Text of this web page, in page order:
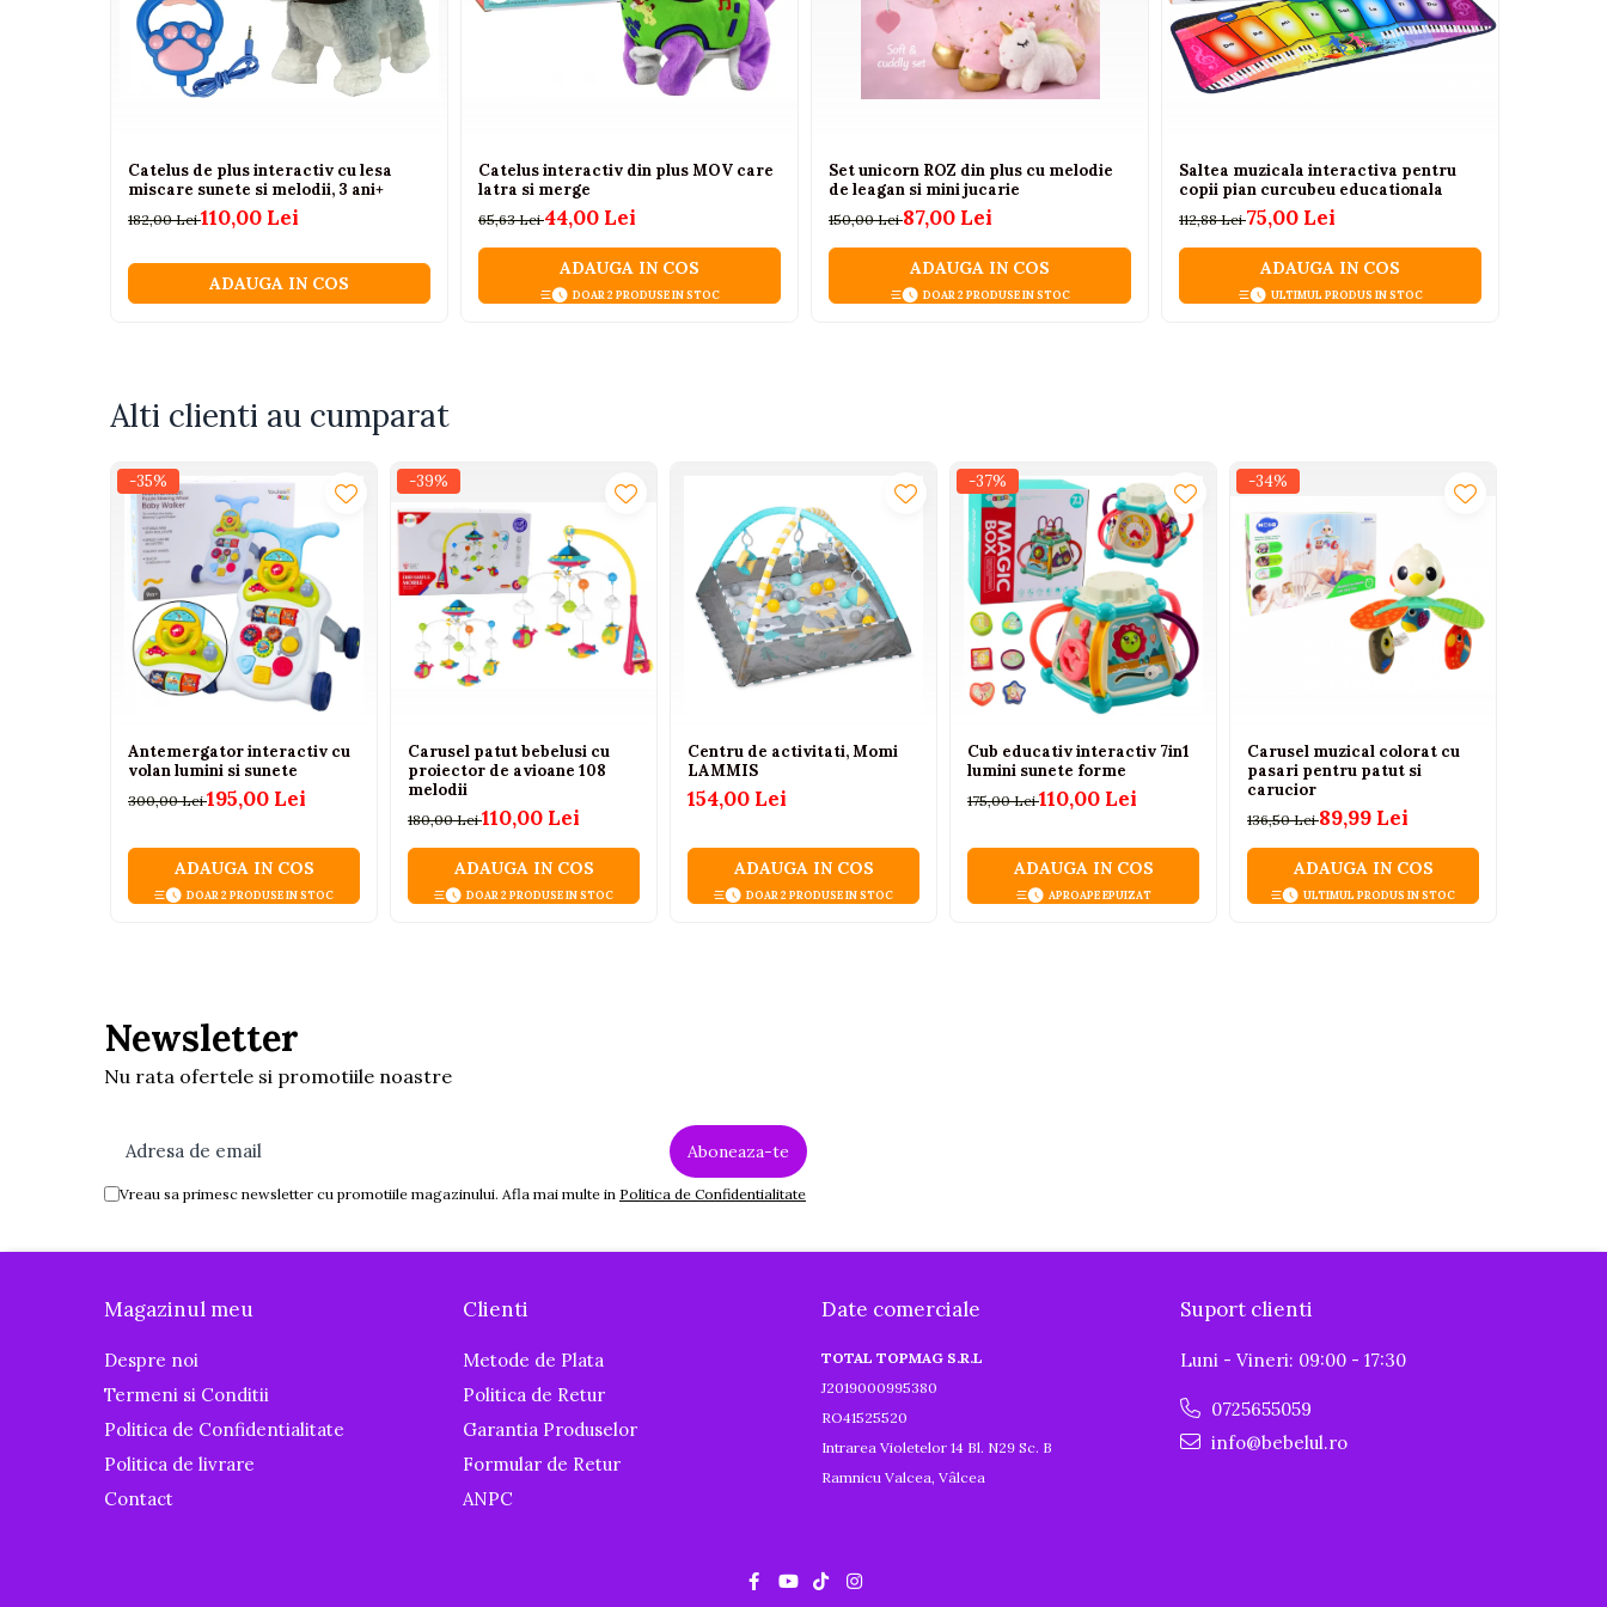
Camioane electrice
Accesorii copii
Body-uri bebe
Scaune de masa
Accesorii pentru hranire
Cani, pahare si accesorii
Igiena si ingrijire
Termometre pentru baie
Halate de baie
Aspiratoare nazale si filtre
Perii pentru biberoane si tetine
Periute de dinti
Olite si reductoare WC
Scutece si accesorii
Pentru Mamici
Catelus de plus interactiv cu lesa
miscare sunete si melodii, 3 ani+
182,00 Lei110,00 Lei
ADAUGA IN COS
Catelus interactiv din plus MOV care
latra si merge
65,63 Lei44,00 Lei
ADAUGA IN COS
DOAR 2 PRODUSE IN STOC
Set unicorn ROZ din plus cu melodie
de leagan si mini jucarie
150,00 Lei87,00 Lei
ADAUGA IN COS
DOAR 2 PRODUSE IN STOC
Saltea muzicala interactiva pentru
copii pian curcubeu educationala
112,88 Lei75,00 Lei
ADAUGA IN COS
ULTIMUL PRODUS IN STOC
Alti clienti au cumparat
-35%
Antemergator interactiv cu
volan lumini si sunete
300,00 Lei195,00 Lei
ADAUGA IN COS
DOAR 2 PRODUSE IN STOC
-39%
Carusel patut bebelusi cu
proiector de avioane 108
melodii
180,00 Lei110,00 Lei
ADAUGA IN COS
DOAR 2 PRODUSE IN STOC
Centru de activitati, Momi
LAMMIS
154,00 Lei
ADAUGA IN COS
DOAR 2 PRODUSE IN STOC
-37%
Cub educativ interactiv 7in1
lumini sunete forme
175,00 Lei110,00 Lei
ADAUGA IN COS
APROAPE EPUIZAT
-34%
Carusel muzical colorat cu
pasari pentru patut si
carucior
136,50 Lei89,99 Lei
ADAUGA IN COS
ULTIMUL PRODUS IN STOC
Newsletter
Nu rata ofertele si promotiile noastre
Vreau sa primesc newsletter cu promotiile magazinului. Afla mai multe in Politica de Confidentialitate
Magazinul meu
Despre noi
Termeni si Conditii
Politica de Confidentialitate
Politica de livrare
Contact
Clienti
Metode de Plata
Politica de Retur
Garantia Produselor
Formular de Retur
ANPC
Date comerciale
TOTAL TOPMAG S.R.L
J2019000995380
RO41525520
Intrarea Violetelor 14 Bl. N29 Sc. B
Ramnicu Valcea, Vâlcea
Suport clienti
Luni - Vineri: 09:00 - 17:30
0725655059
info@bebelul.ro